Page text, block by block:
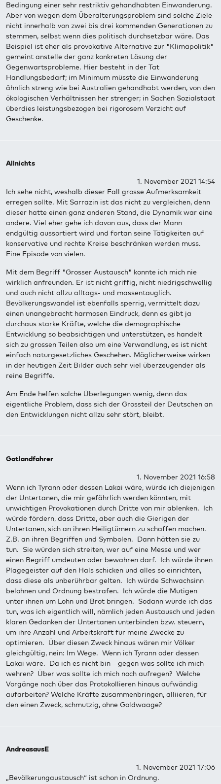
Bedingung einer sehr restriktiv gehandhabten Einwanderung.
Aber von wegen dem Überalterungsproblem sind solche Ziele
nicht innerhalb von zwei bis drei kommenden Generationen zu
stemmen, selbst wenn dies politisch durchsetzbar wäre. Das
Beispiel ist eher als provokative Alternative zur "Klimapolitik"
gemeint anstelle der ganz konkreten Lösung der
Gegenwartsprobleme. Hier besteht in der Tat
Handlungsbedarf; im Minimum müsste die Einwanderung
ähnlich streng wie bei Australien gehandhabt werden, von den
ökologischen Verhältnissen her strenger; in Sachen Sozialstaat
überdies leistungsbezogen bei rigorosem Verzicht auf
Geschenke.
Allnichts
1. November 2021 14:54
Ich sehe nicht, weshalb dieser Fall grosse Aufmerksamkeit
erregen sollte. Mit Sarrazin ist das nicht zu vergleichen, denn
dieser hatte einen ganz anderen Stand, die Dynamik war eine
andere. Viel eher gehe ich davon aus, dass der Mann
endgültig aussortiert wird und fortan seine Tätigkeiten auf
konservative und rechte Kreise beschränken werden muss.
Eine Episode von vielen.
Mit dem Begriff "Grosser Austausch" konnte ich mich nie
wirklich anfreunden. Er ist nicht griffig, nicht niedrigschwellig
und auch nicht allzu alltags- und massentauglich.
Bevölkerungswandel ist ebenfalls sperrig, vermittelt dazu
einen unangebracht harmosen Eindruck, denn es gibt ja
durchaus starke Kräfte, welche die demographische
Entwicklung so beabsichtigen und unterstützen, es handelt
sich zu grossen Teilen also um eine Verwandlung, es ist nicht
einfach naturgesetzliches Geschehen. Möglicherweise wirken
in der heutigen Zeit Bilder auch sehr viel überzeugender als
reine Begriffe.
Am Ende helfen solche Überlegungen wenig, denn das
eigentliche Problem, dass sich der Grossteil der Deutschen an
den Entwicklungen nicht allzu sehr stört, bleibt.
Gotlandfahrer
1. November 2021 16:58
Wenn ich Tyrann oder dessen Lakai wäre, würde ich diejenigen
der Untertanen, die mir gefährlich werden könnten, mit
unwichtigen Provokationen durch Dritte von mir ablenken. Ich
würde fördern, dass Dritte, aber auch die Gierigen der
Untertanen, sich an ihren Heiligtümern zu schaffen machen.
Z.B. an ihren Begriffen und Symbolen. Dann hätten sie zu
tun. Sie würden sich streiten, wer auf eine Messe und wer
einen Begriff umdeuten oder bewahren darf. Ich würde ihnen
Plagegeister auf den Hals schicken und alles so einrichten,
dass diese als unberührbar gelten. Ich würde Schwachsinn
belohnen und Ordnung bestrafen. Ich würde die Mutigen
unter ihnen um Lohn und Brot bringen. Sodann würde ich das
tun, was ich eigentlich will, nämlich jeden Austausch und jeden
klaren Gedanken der Untertanen unterbinden bzw. steuern,
um ihre Anzahl und Arbeitskraft für meine Zwecke zu
optimieren. Über diesen Zweck hinaus wären mir Völker
gleichgültig, nein: Im Wege. Wenn ich Tyrann oder dessen
Lakai wäre. Da ich es nicht bin – gegen was sollte ich mich
wehren? Über was sollte ich mich noch aufregen? Welche
Vorgänge noch über das Protokollieren hinaus aufwändig
aufarbeiten? Welche Kräfte zusammenbringen, alliieren, für
den einen Zweck, schmutzig, ohne Goldwaage?
AndreasausE
1. November 2021 17:06
„Bevölkerungaustausch“ ist schon in Ordnung.